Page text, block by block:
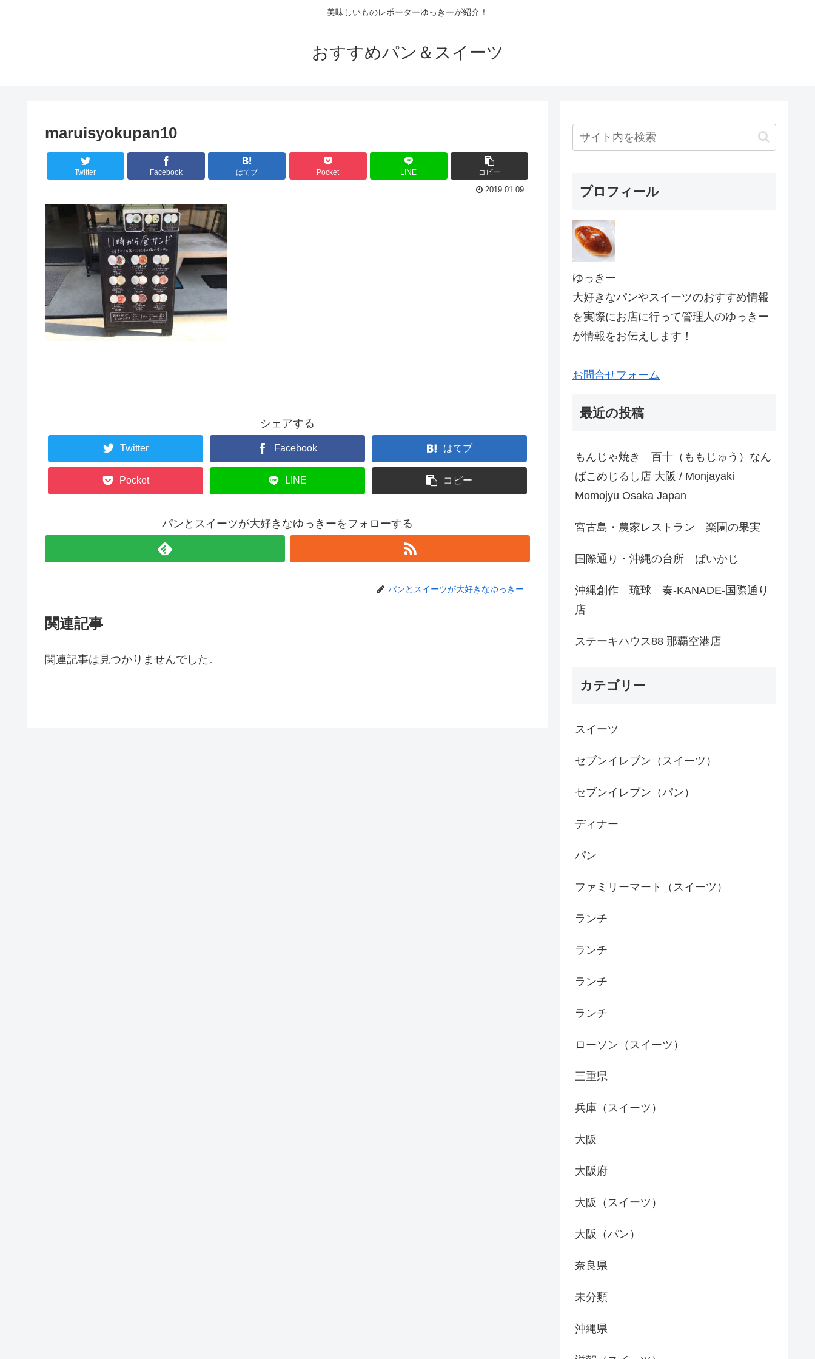
美味しいものレポーターゆっきーが紹介！
おすすめパン＆スイーツ
maruisyokupan10
Twitter Facebook はてブ Pocket LINE コピー
2019.01.09
シェアする
Twitter Facebook はてブ
Pocket LINE コピー
パンとスイーツが大好きなゆっきーをフォローする
パンとスイーツが大好きなゆっきー
関連記事
関連記事は見つかりませんでした。
プロフィール
ゆっきー
大好きなパンやスイーツのおすすめ情報
を実際にお店に行って管理人のゆっきー
が情報をお伝えします！
お問合せフォーム
最近の投稿
もんじゃ焼き 百十（ももじゅう）なん
ばこめじるし店 大阪 / Monjayaki
Momojyu Osaka Japan
宮古島・農家レストラン 楽園の果実
国際通り・沖縄の台所 ぱいかじ
沖縄創作 琉球 奏-KANADE-国際通り
店
ステーキハウス88 那覇空港店
カテゴリー
スイーツ
セブンイレブン（スイーツ）
セブンイレブン（パン）
ディナー
パン
ファミリーマート（スイーツ）
ランチ
ランチ
ランチ
ランチ
ローソン（スイーツ）
三重県
兵庫（スイーツ）
大阪
大阪府
大阪（スイーツ）
大阪（パン）
奈良県
未分類
沖縄県